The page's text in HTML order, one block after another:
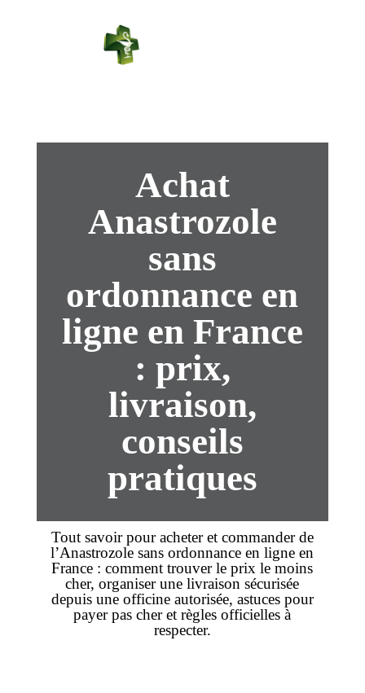
Achat
Anastrozole
sans
ordonnance en
ligne en France
: prix,
livraison,
conseils
pratiques
Tout savoir pouracheteret commanderde
l’Anastrozolesans ordonnance en ligne en
France : comment trouver leprix lemoins
cher, organiser unelivraison sécurisée
depuis une officine autorisée, astuces pour
payerpas cheret règles officielles à
respecter.